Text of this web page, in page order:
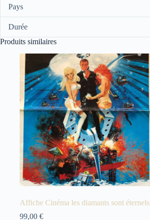
Pays
Durée
Produits similaires
Affiche Cinéma les diamants sont éternels
99,00 €